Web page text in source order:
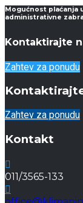
Mogućnost plaćanja
administrativne
Kontaktirajte
Zahtev za ponudu
Zahtev za ponudu
Kontakt
011/3565-133